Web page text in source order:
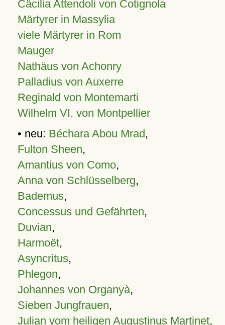
Cäcilia Attendoli von Cotignola
Märtyrer in Massylia
viele Märtyrer in Rom
Mauger
Nathäus von Achonry
Palladius von Auxerre
Reginald von Montemarti
Wilhelm VI. von Montpellier
• neu: Béchara Abou Mrad,
Fulton Sheen,
Amantius von Como,
Anna von Schlüsselberg,
Bademus,
Concessus und Gefährten,
Duvian,
Harmoët,
Asyncritus,
Phlegon,
Johannes von Organyà,
Sieben Jungfrauen,
Julian vom heiligen Augustinus Martinet,